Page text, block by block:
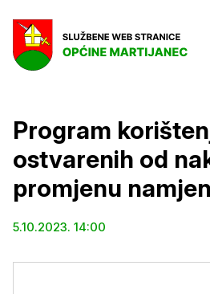
Program
ostvarenih od
promjenu
5.10.2023. 14:00